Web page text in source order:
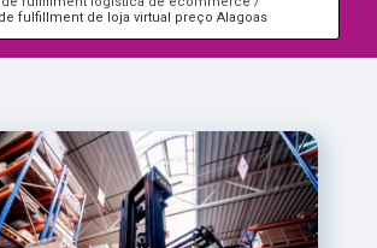
fulfillment de loja virtual preço Alagoas